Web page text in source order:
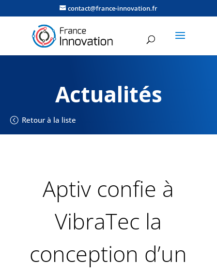
contact@france-innovation.fr
Actualités
Retour à la liste
Aptiv confie à
VibraTec la
conception d’un